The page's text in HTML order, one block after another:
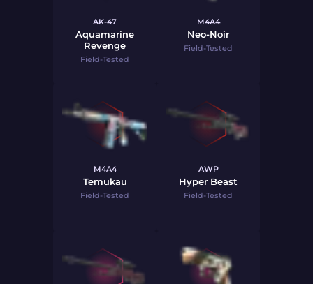
AK-47
Aquamarine
Revenge
Field-Tested
M4A4
Neo-Noir
Field-Tested
M4A4
Temukau
Field-Tested
AWP
Hyper Beast
Field-Tested